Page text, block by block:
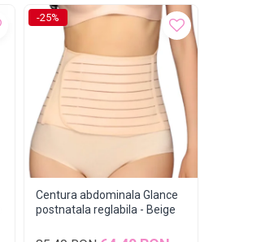
-25%
Centura abdominala Glance
postnatala reglabila - Beige